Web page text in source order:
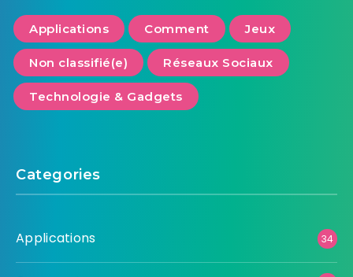
Applications Comment Jeux
Non classifié(e) Réseaux Sociaux
Technologie & Gadgets
Categories
Applications 34